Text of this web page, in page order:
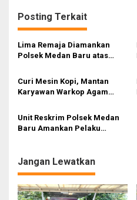
i
g
a
s
i
p
s
Posting Terkait
Lima Remaja Diamankan
Polsek Medan Baru atas
Kekerasan
Curi Mesin Kopi, Mantan
Karyawan Warkop Agam
Unit Reskrim Polsek Medan
Baru Amankan Pelaku
Jangan Lewatkan